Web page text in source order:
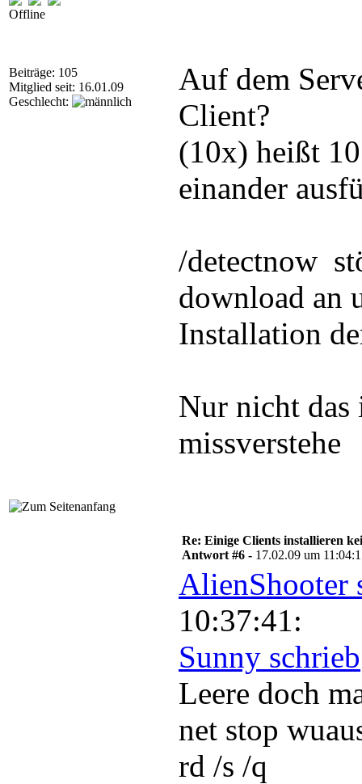
Offline
Beiträge: 105
Mitglied seit: 16.01.09
Geschlecht:
Auf dem
Client?
(10x) heißt
einander
/detectnow
download an
Installation
Nur nicht das
missverstehe
Re: Einige Clients installieren
Antwort #6 - 17.02.09 um
AlienShooter
10:37:41:
Sunny schrieb
Leere doch
net stop
rd /s /q